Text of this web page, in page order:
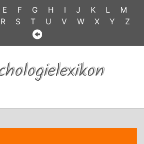
E F G H I J K L
M
R S T U V W X Y Z